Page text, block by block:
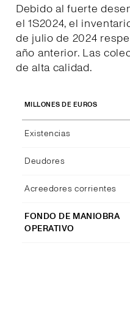
Debido al fuerte
el 1S2024, el
de julio de 2024
año anterior. Las
de alta calidad.
MILLONES DE EUROS
Existencias
Deudores
Acreedores corrientes
FONDO DE MANIOBRA
OPERATIVO